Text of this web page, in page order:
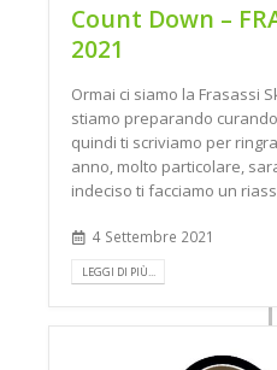
Count Down –
2021
Ormai ci siamo la Frasassi
stiamo preparando
quindi ti scriviamo per
anno, molto particolare,
indeciso ti facciamo un
4 Settembre 2021
LEGGI DI PIÙ...